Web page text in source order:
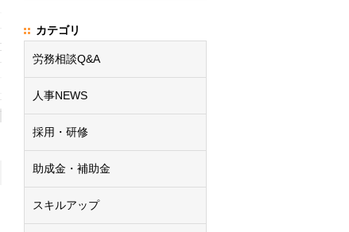
カテゴリ
労務相談Q&A
人事NEWS
採用・研修
助成金・補助金
スキルアップ